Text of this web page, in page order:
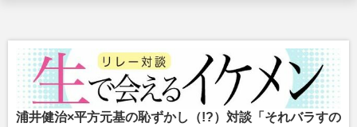
浦井健治×平方元基の恥ずかし（!?）対談「それバラすの